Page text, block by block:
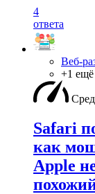
4
ответа
Веб-
+1 ещё
Safari
как
Apple